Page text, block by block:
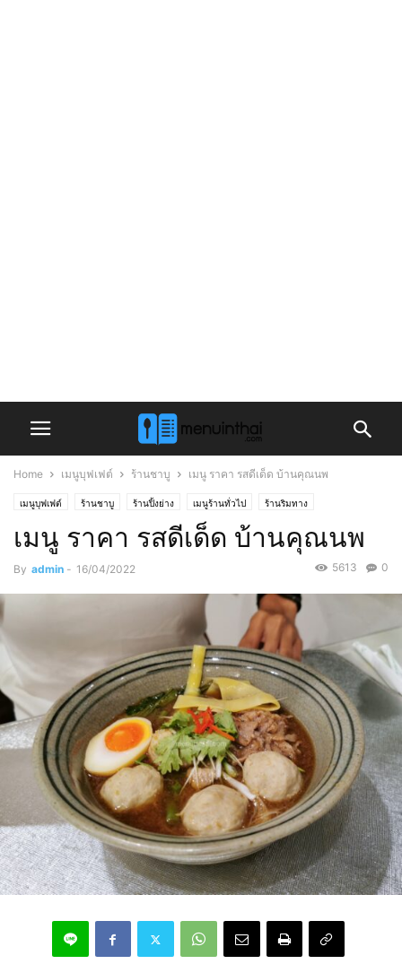
Home เมนูบุฟเฟต์ ร้านชาบู เมนู ราคา รสดีเด็ด บ้านคุณนพ
เมนูบุฟเฟต์ ร้านชาบู ร้านปิ้งย่าง เมนูร้านทั่วไป ร้านริมทาง
เมนู ราคา รสดีเด็ด บ้านคุณนพ
By admin - 16/04/2022 0
5613